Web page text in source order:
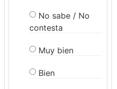
No sabe / No
contesta
Muy bien
Bien